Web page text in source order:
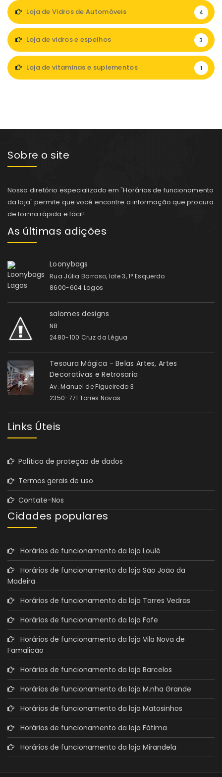
Loja de Vidros de Automóveis 4
Loja de vidros e espelhos 3
Loja de vitaminas e suplementos 1
Sobre o site
Nosso diretório especializado em "Horários de funcionamento
da loja" permite que você encontre a informação que procura
de forma rápida e fácil!
As últimas adições
Loonybags
Rua Júlia Barroso, lote 3, 1° Esquerdo
8600-604 Lagos
salomes designs
N8
2480-100 Cruz da Légua
Tesoura Mágica - Belas Artes, Artes
Decorativas e Retrosaria
Av. Manuel de Figueiredo 3
2350-771 Torres Novas
Links Úteis
Política de proteção de dados
Termos gerais de uso
Contate-Nos
Cidades populares
Horários de funcionamento da loja Loulé
Horários de funcionamento da loja São João da
Madeira
Horários de funcionamento da loja Torres Vedras
Horários de funcionamento da loja Fafe
Horários de funcionamento da loja Vila Nova de
Famalicão
Horários de funcionamento da loja Barcelos
Horários de funcionamento da loja M.nha Grande
Horários de funcionamento da loja Matosinhos
Horários de funcionamento da loja Fátima
Horários de funcionamento da loja Mirandela